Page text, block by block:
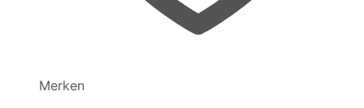
Merken